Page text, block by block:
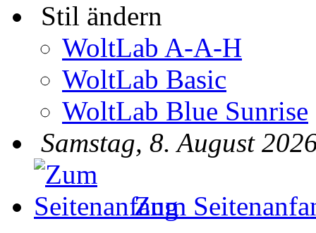
Stil ändern
WoltLab A-A-H
WoltLab Basic
WoltLab Blue Sunrise
Samstag, 8. August
Zum